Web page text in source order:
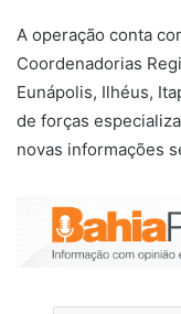
A operação conta
Coordenadorias
Eunápolis, Ilhéus,
de forças
novas informações